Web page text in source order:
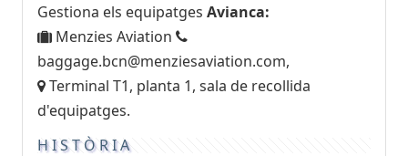
Gestiona els equipatges Avianca:
Menzies Aviation
baggage.bcn@menziesaviation.com,
Terminal T1, planta 1, sala de recollida
d'equipatges.
HISTÒRIA